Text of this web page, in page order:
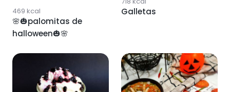
469 kcal
🌸🎃palomitas de
halloween🎃🌸
Galletas